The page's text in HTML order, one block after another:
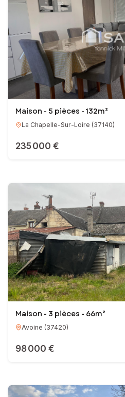
Maison - 5 pièces - 132m²
La Chapelle-Sur-Loire (37140)
235 000 €
Maison - 3 pièces - 66m²
Avoine (37420)
98 000 €